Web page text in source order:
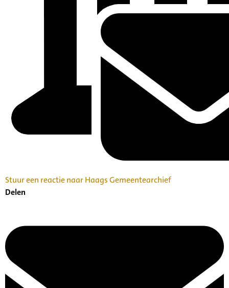
Stuur een reactie naar Haags Gemeentearchief
Delen